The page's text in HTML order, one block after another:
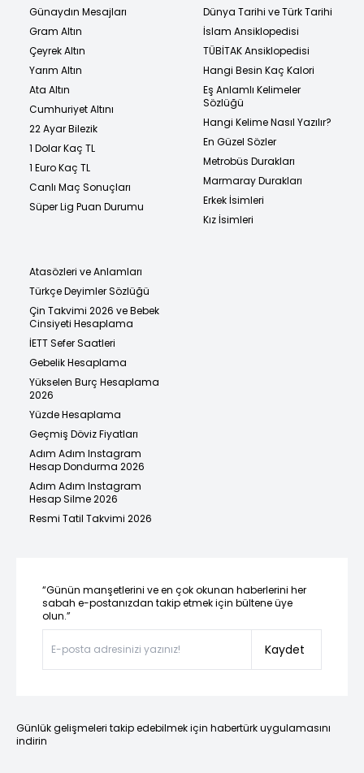
Günaydın Mesajları
Gram Altın
Çeyrek Altın
Yarım Altın
Ata Altın
Cumhuriyet Altını
22 Ayar Bilezik
1 Dolar Kaç TL
1 Euro Kaç TL
Canlı Maç Sonuçları
Süper Lig Puan Durumu
Dünya Tarihi ve Türk Tarihi
İslam Ansiklopedisi
TÜBİTAK Ansiklopedisi
Hangi Besin Kaç Kalori
Eş Anlamlı Kelimeler
Sözlüğü
Hangi Kelime Nasıl Yazılır?
En Güzel Sözler
Metrobüs Durakları
Marmaray Durakları
Erkek İsimleri
Kız İsimleri
Atasözleri ve Anlamları
Türkçe Deyimler Sözlüğü
Çin Takvimi 2026 ve Bebek
Cinsiyeti Hesaplama
İETT Sefer Saatleri
Gebelik Hesaplama
Yükselen Burç Hesaplama
2026
Yüzde Hesaplama
Geçmiş Döviz Fiyatları
Adım Adım Instagram
Hesap Dondurma 2026
Adım Adım Instagram
Hesap Silme 2026
Resmi Tatil Takvimi 2026
“Günün manşetlerini ve en çok okunan haberlerini her
sabah e-postanızdan takip etmek için bültene üye
olun.”
Kaydet
Günlük gelişmeleri takip edebilmek için habertürk uygulamasını
indirin